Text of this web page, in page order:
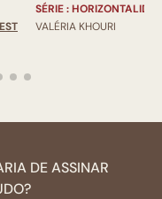
SÉRIE :
VALÉRIA KHOURI
DE ASSINAR